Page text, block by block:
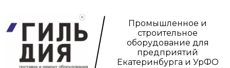
Промышленное и
строительное
оборудование для
предприятий
Екатеринбурга и УрФО